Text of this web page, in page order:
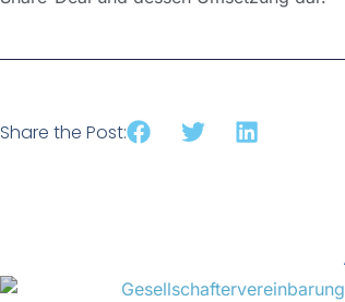
Share the Post: